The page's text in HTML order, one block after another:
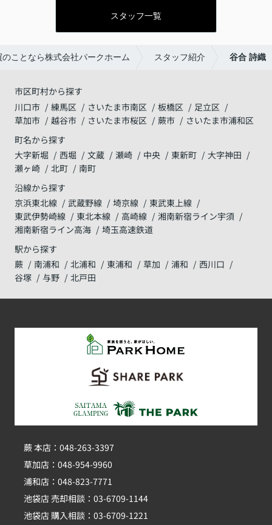
スタッフ一覧
ことなら株式会社パークホーム スタッフ紹介 谷合 詩織
市区町村から探す
川口市
練馬区 さいたま市南区 板橋区
足立区
草加市
越谷市 さいたま市桜区 蕨市
さいたま市浦和区
町名から探す
大字新堀
西堀 文蔵 瀬崎 中央 東新町
大字神田
瀬ヶ崎
北町
南町
沿線から探す
京浜東北線
武蔵野線 埼京線
東武東上線
東武伊勢崎線
東北本線 高崎線
湘南新宿ライン宇須
湘南新宿ライン高海
埼玉高速鉄道
駅から探す
蕨
南浦和 北浦和 東浦和 草加 浦和
西川口
谷塚
与野 北戸田
蕨 本店：048-263-3397
草加店：048-954-9960
浦和店：048-823-7771
池袋店 売却相談：03-6709-1144
池袋店 購入相談：03-6709-1221